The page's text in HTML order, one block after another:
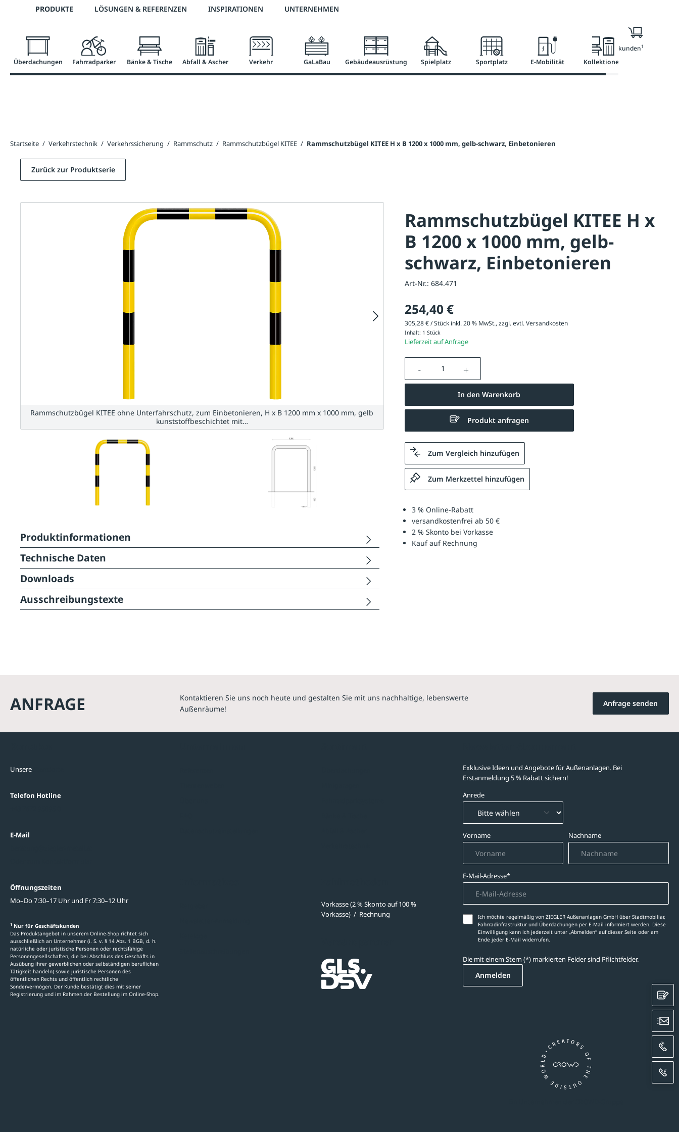
Zur Hauptnavigation springen
Telefon: +43 7672 95895 0 3 % Online-Rabatt versandkostenfrei ab 50 €
PRODUKTE LÖSUNGEN & REFERENZEN INSPIRATIONEN UNTERNEHMEN
Überdachungen Fahrradparker Bänke & Tische Abfall & Ascher Verkehr GaLaBau Gebäudeausrüstung Spielplatz Sportplatz E-Mobilität Kollektionen
Nur für Geschäftskunden1
Startseite / Verkehrstechnik / Verkehrssicherung / Rammschutz / Rammschutzbügel KITEE / Rammschutzbügel KITEE H x B 1200 x 1000 mm, gelb-schwarz, Einbetonieren
Rammschutzbügel KITEE H x
B 1200 x 1000 mm, gelb-
schwarz, Einbetonieren
Art-Nr.: 684.471
254,40 €
305,28 € / Stück inkl. 20 % MwSt., zzgl. evtl.Versandkosten
Inhalt: 1 Stück
Lieferzeit auf Anfrage
Produkt Anzahl: Gib den gewünschten Wert ein oder
In den Warenkorb
Produkt anfragen
Zum Vergleich hinzufügen
Zum Merkzettel hinzufügen
3 % Online-Rabatt
versandkostenfrei ab 50 €
2 % Skonto bei Vorkasse
Kauf auf Rechnung
Zurück zur Produktserie
Rammschutzbügel KITEE ohne Unterfahrschutz, zum Einbetonieren, H x B 1200 mm x 1000 mm, gelb
kunststoffbeschichtet mit…
Produktinformationen
Technische Daten
Downloads
Ausschreibungstexte
ANFRAGE
Kontaktieren Sie uns noch heute und gestalten Sie mit uns nachhaltige, lebenswerte
Außenräume!
Anfrage senden
Unsere
Telefon Hotline
E-Mail
Öffnungszeiten
Mo–Do 7:30–17 Uhr und Fr 7:30–12 Uhr
1 Nur für Geschäftskunden
Das Produktangebot in unserem Online-Shop richtet sich
ausschließlich an Unternehmer (i. S. v. § 14 Abs. 1 BGB, d. h.
natürliche oder juristische Personen oder rechtsfähige
Personengesellschaften, die bei Abschluss des Geschäfts in
Ausübung ihrer gewerblichen oder selbständigen beruflichen
Tätigkeit handeln) sowie juristische Personen des
öffentlichen Rechts und öffentlich rechtliche
Sondervermögen. Der Kunde bestätigt dies mit seiner
Registrierung und im Rahmen der Bestellung im Online-Shop.
Vorkasse (2 % Skonto auf 100 %
Vorkasse) / Rechnung
Exklusive Ideen und Angebote für Außenanlagen. Bei
Erstanmeldung 5 % Rabatt sichern!
Anrede
Vorname Nachname
E-Mail-Adresse*
Ich möchte regelmäßig von ZIEGLER Außenanlagen GmbH über Stadtmobiliar,
Fahrradinfrastruktur und Überdachungen per E-Mail informiert werden. Diese
Einwilligung kann ich jederzeit unter „Abmelden‘‘ auf dieser Seite oder am
Ende jeder E-Mail widerrufen.
Die mit einem Stern (*) markierten Felder sind Pflichtfelder.
Anmelden